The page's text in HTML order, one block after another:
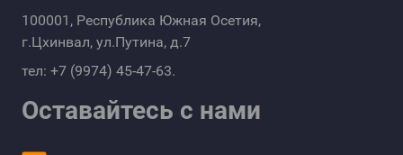
100001, Республика Южная Осетия,
г.Цхинвал, ул.Путина, д.7
тел: +7 (9974) 45-47-63.
Оставайтесь с нами